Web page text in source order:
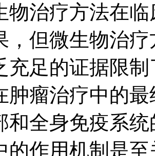
物治疗方法在
，但微生物治
充足的证据限
肿瘤治疗中的
和全身免疫系
的作用机制是